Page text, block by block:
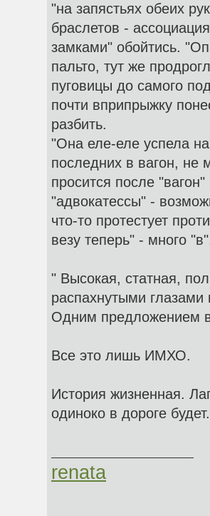
"на запястьях обеих
браслетов -
замками" обойтись.
пальто, тут же
пуговицы до самого
почти вприпрыжку
разбить.
"Она еле-еле успела
последних в вагон, не
просится после "вагон"
"адвокатессы" -
что-то протестует
везу теперь" - много
" Высокая, статная,
распахнутыми глазами
Одним предложением
Все это лишь ИМХО.
История жизненная.
одиноко в дороге будет.
renata